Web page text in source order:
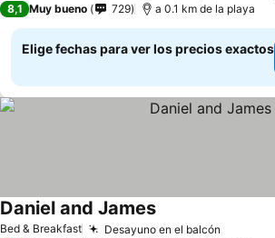
8,1 Muy bueno 729 a 0.1 km de la playa
Elige fechas para ver los precios exactos
Bed & Breakfast Desayuno en el balcón
Daniel and James